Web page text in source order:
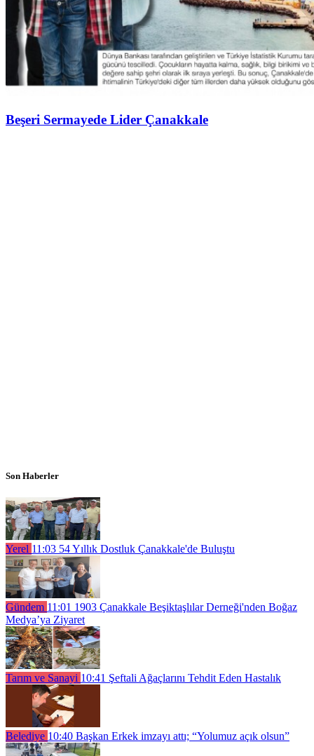
Beşeri Sermayede Lider Çanakkale
Son Haberler
Yerel 11:03 54 Yıllık Dostluk Çanakkale'de Buluştu
Gündem 11:01 1903 Çanakkale Beşiktaşlılar Derneği'nden Boğaz
Medya’ya Ziyaret
Tarım ve Sanayi 10:41 Şeftali Ağaçlarını Tehdit Eden Hastalık
Belediye 10:40 Başkan Erkek imzayı attı; “Yolumuz açık olsun”